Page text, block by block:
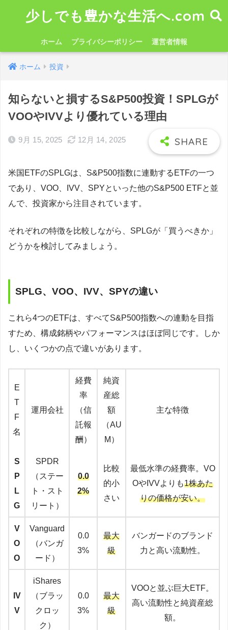
少しでも豊かな生活へ.com
ホーム プライバシーポリシー 運営者情報
ホーム 投資
知らないと損するS&P500投資！SPLGが
VOOやIVVより優れている理由
9月 15, 2025 12月 14, 2025
米国ETFのSPLGは、S&P500指数に連動するETFの一つ
であり、VOO、IVV、SPYといった他のS&P500 ETFと並
んで、投資家から注目されています。
それぞれの特徴を比較しながら、SPLGが「買うべきか」
どうかを検討してみましょう。
SPLG、VOO、IVV、SPYの違い
これら4つのETFは、すべてS&P500指数への連動を目指
すため、構成銘柄やパフォーマンスはほぼ同じです。しか
し、いくつかの点で違いがあります。
E
T
F
名
運用会社
経費
率
（信
託報
酬）
純資
産総
額
（AU
M）
主な特徴
S
P
L
G
SPDR
（ステー
ト・スト
リート）
0.0
2%
比較
的小
さい
最低水準の経費率。VO
OやIVVよりも1株あた
りの価格が安い。
V
O
O
Vanguard
（バンガ
ード）
0.0
3%
最大
級
バンガードのブランド
力と高い流動性。
IV
V
iShares
（ブラッ
クロッ
ク）
0.0
3%
最大
級
VOOと並ぶ巨大ETF。
高い流動性と純資産総
額。